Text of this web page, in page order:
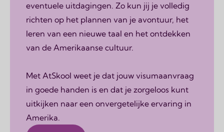
eventuele uitdagingen. Zo kun jij je volledig
richten op het plannen van je avontuur, het
leren van een nieuwe taal en het ontdekken
van de Amerikaanse cultuur.
Met AtSkool weet je dat jouw visumaanvraag
in goede handen is en dat je zorgeloos kunt
uitkijken naar een onvergetelijke ervaring in
Amerika.